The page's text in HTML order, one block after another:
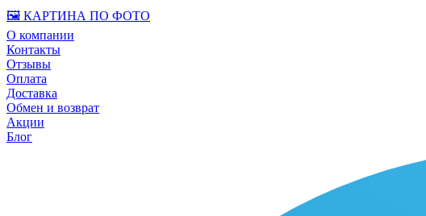
🖼️ КАРТИНА ПО ФОТО
О компании
Контакты
Отзывы
Оплата
Доставка
Обмен и возврат
Акции
Блог